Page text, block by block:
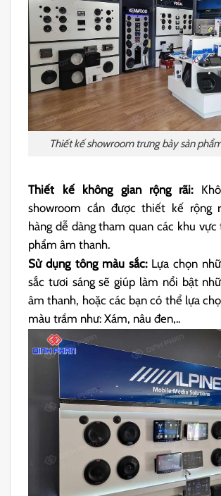
Thiết kế showroom trưng bày sản
Thiết kế không gian rộng rãi:
showroom cần được thiết kế rộng
hàng dễ dàng tham quan các khu vực
phẩm âm thanh.
Sử dụng tông màu sắc:Lựa chọn
sắc tươi sáng sẽ giúp làm nổi bật
âm thanh, hoặc các bạn có thể lựa
màu trầm như: Xám, nâu đen,..